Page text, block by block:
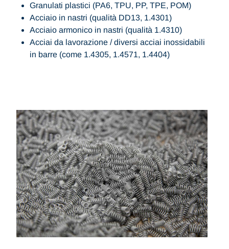
Granulati plastici (PA6, TPU, PP, TPE, POM)
Acciaio in nastri (qualità DD13, 1.4301)
Acciaio armonico in nastri (qualità 1.4310)
Acciai da lavorazione / diversi acciai inossidabili
in barre (come 1.4305, 1.4571, 1.4404)